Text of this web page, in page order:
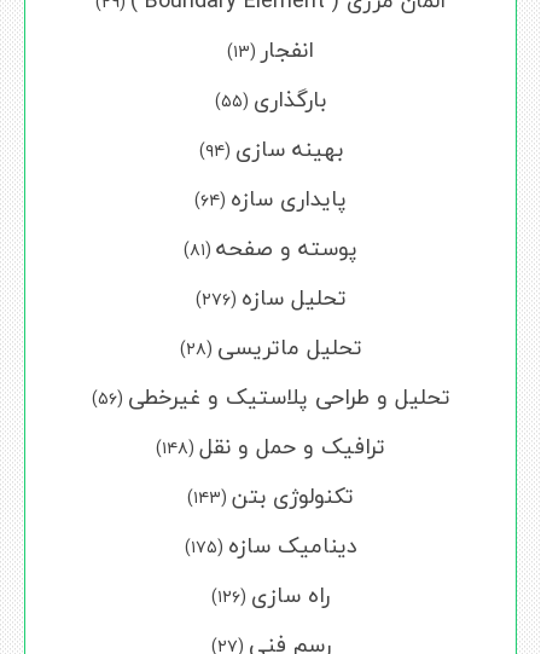
انفجار (۱۳)
بارگذاری (۵۵)
بهینه سازی (۹۴)
پایداری سازه (۶۴)
پوسته و صفحه (۸۱)
تحلیل سازه (۲۷۶)
تحلیل ماتریسی (۲۸)
تحلیل و طراحی پلاستیک و غیرخطی (۵۶)
ترافیک و حمل و نقل (۱۴۸)
تکنولوژی بتن (۱۴۳)
دینامیک سازه (۱۷۵)
راه سازی (۱۲۶)
رسم فنی (۲۷)